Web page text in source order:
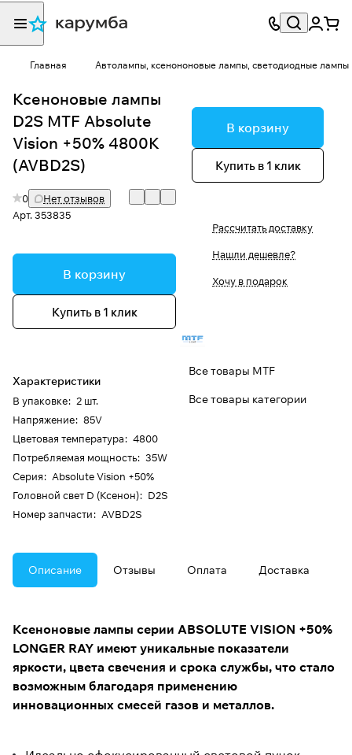
Главная Автолампы, ксенононовые лампы, светодиодные лампы
Ксеноновые лампы
D2S MTF Absolute
Vision +50% 4800K
(AVBD2S)
0
Нет отзывов
Арт.353835
В корзину
Купить в 1 клик
Характеристики
В упаковке: 2 шт.
Напряжение: 85V
Цветовая температура: 4800
Потребляемая мощность: 35W
Серия: Absolute Vision +50%
Головной свет D (Ксенон): D2S
Номер запчасти: AVBD2S
В корзину
Купить в 1 клик
Рассчитать доставку
Нашли дешевле?
Хочу в подарок
Все товары MTF
Все товары категории
Описание Отзывы Оплата Доставка
Ксеноновые лампы серии ABSOLUTE VISION +50%
LONGER RAY имеют уникальные показатели
яркости, цвета свечения и срока службы, что стало
возможным благодаря применению
инновационных смесей газов и металлов.